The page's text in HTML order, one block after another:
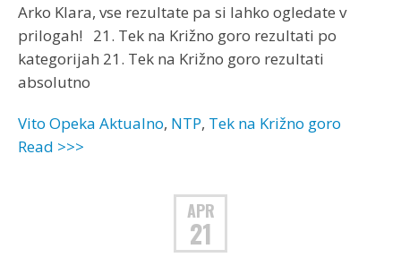
Arko Klara, vse rezultate pa si lahko ogledate v
prilogah! 21. Tek na Križno goro rezultati po
kategorijah 21. Tek na Križno goro rezultati
absolutno
Vito Opeka Aktualno, NTP, Tek na Križno goro
Read >>>
APR
21